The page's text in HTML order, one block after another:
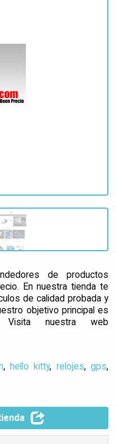
de productos
En nuestra tienda te
de calidad probada y
objetivo principal es
Visita nuestra web
,hello kitty, relojes,gps,